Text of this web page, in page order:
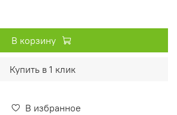
В избранное
В корзину
Купить в 1 клик